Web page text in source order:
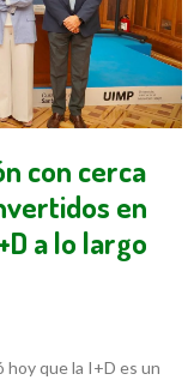
con cerca
en
a lo largo
hoy que la I+D es un